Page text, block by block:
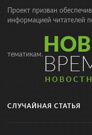
Проект призван
информацией читателей
тематикам.
СЛУЧАЙНАЯ СТАТЬЯ